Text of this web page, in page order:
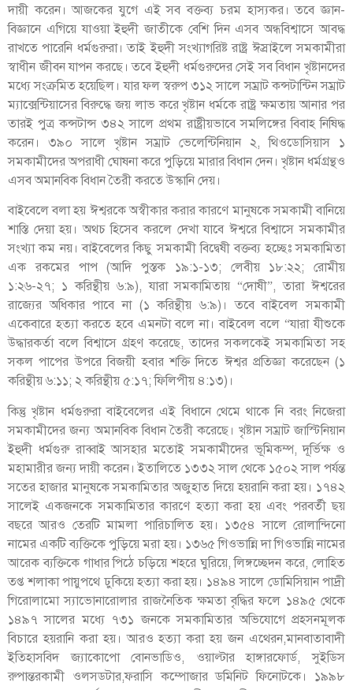
দায়ী করেন। আজকের যুগে এই সব বক্তব্য চরম হাস্যকর। তবে জ্ঞান-
বিজ্ঞানে এগিয়ে যাওয়া ইহুদী জাতীকে বেশি দিন এসব অন্ধবিশ্বাসে আবদ্ধ
রাখতে পারেনি ধর্মগুরুরা। তাই ইহুদী সংখ্যাগরিষ্ট রাষ্ট্র ঈস্রাইলে সমকামীরা
স্বাধীন জীবন যাপন করছে। তবে ইহুদী ধর্মগুরুদের সেই সব বিধান খৃষ্টানদের
মধ্যে সংক্রমিত হয়েছিল। যার ফল স্বরুপ ৩১২ সালে সম্রাট কন্সটান্টিন সম্রাট
ম্যাক্সেন্টিয়াসের বিরুদ্ধে জয় লাভ করে খৃষ্টান ধর্মকে রাষ্ট্র ক্ষমতায় আনার পর
তারই পুত্র কন্সটান্স ৩৪২ সালে প্রথম রাষ্ট্রীয়ভাবে সমলিঙ্গের বিবাহ নিষিদ্ধ
করেন। ৩৯০ সালে খৃষ্টান সম্রাট ভেলেন্টিনিয়ান ২, থিওডোসিয়াস ১
সমকামীদের অপরাধী ঘোষনা করে পুড়িয়ে মারার বিধান দেন। খৃষ্টান ধর্মগ্রন্থও
এসব অমানবিক বিধান তৈরী করতে উস্কানি দেয়।
বাইবেলে বলা হয় ঈশ্বরকে অস্বীকার করার কারণে মানুষকে সমকামী বানিয়ে
শাস্তি দেয়া হয়। অথচ হিসেব করলে দেখা যাবে ঈশ্বরে বিশ্বাসে সমকামীর
সংখ্যা কম নয়। বাইবেলের কিছু সমকামী বিদ্বেষী বক্তব্য হচ্ছেঃ সমকামিতা
এক রকমের পাপ (আদি পুস্তক ১৯:১-১৩; লেবীয় ১৮:২২; রোমীয়
১:২৬-২৭; ১ করিন্থীয় ৬:৯), যারা সমকামিতায় “দোষী”, তারা ঈশ্বরের
রাজ্যের অধিকার পাবে না (১ করিন্থীয় ৬:৯)। তবে বাইবেল সমকামী
একেবারে হত্যা করতে হবে এমনটা বলে না। বাইবেল বলে “যারা যীশুকে
উদ্ধারকর্তা বলে বিশ্বাসে গ্রহণ করেছে, তাদের সকলকেই সমকামিতা সহ
সকল পাপের উপরে বিজয়ী হবার শক্তি দিতে ঈশ্বর প্রতিজ্ঞা করেছেন (১
করিন্থীয় ৬:১১; ২ করিন্থীয় ৫:১৭; ফিলিপীয় ৪:১৩)।
কিন্তু খৃষ্টান ধর্মগুরুরা বাইবেলের এই বিধানে থেমে থাকে নি বরং নিজেরা
সমকামীদের জন্য অমানবিক বিধান তৈরী করেছে। খৃষ্টান সম্রাট জাস্টিনিয়ান
ইহুদী ধর্মগুরু রাব্বাই আসহার মতোই সমকামীদের ভূমিকম্প, দূর্ভিক্ষ ও
মহামারীর জন্য দায়ী করেন। ইতালিতে ১৩৩২ সাল থেকে ১৫০২ সাল পর্যন্ত
সতের হাজার মানুষকে সমকামিতার অজুহাত দিয়ে হয়রানি করা হয়। ১৭৪২
সালেই একজনকে সমকামিতার কারণে হত্যা করা হয় এবং পরবর্তী ছয়
বছরে আরও তেরটি মামলা পারিচালিত হয়। ১৩৫৪ সালে রোলান্দিনো
নামের একটি ব্যক্তিকে পুড়িয়ে মরা হয়। ১৩৬৫ গিওভান্নি দা গিওভান্নি নামের
আরেক ব্যক্তিকে গাধার পিঠে চড়িয়ে শহরে ঘুরিয়ে, লিঙ্গচ্ছেদন করে, লোহিত
তপ্ত শলাকা পায়ুপথে ঢুকিয়ে হত্যা করা হয়। ১৪৯৪ সালে ডোমিসিয়ান পাদ্রী
গিরোলামো স্যাভোনারোলার রাজনৈতিক ক্ষমতা বৃদ্ধির ফলে ১৪৯৫ থেকে
১৪৯৭ সালের মধ্যে ৭৩১ জনকে সমকামিতার অভিযোগে প্রহসনমূলক
বিচারে হয়রানি করা হয়। আরও হত্যা করা হয় জন এথেরন,মানবাতাবাদী
ইতিহাসবিদ জ্যাকোপো বোনভাডিও, ওয়াল্টার হাঙ্গারফোর্ড, সুইডিস
রুপান্তরকামী ওলসডটার,ফরাসি কম্পোজার ডমিনিট ফিনোটকে। ১৯৯৮